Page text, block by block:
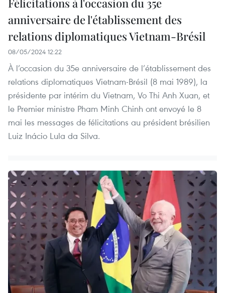
anniversaire de l'établissement des
relations diplomatiques Vietnam-Brésil
08/05/2024 12:22
À l’occasion du 35e anniversaire de l’établissement des
relations diplomatiques Vietnam-Brésil (8 mai 1989), la
présidente par intérim du Vietnam, Vo Thi Anh Xuan, et
le Premier ministre Pham Minh Chinh ont envoyé le 8
mai les messages de félicitations au président brésilien
Luiz Inácio Lula da Silva.